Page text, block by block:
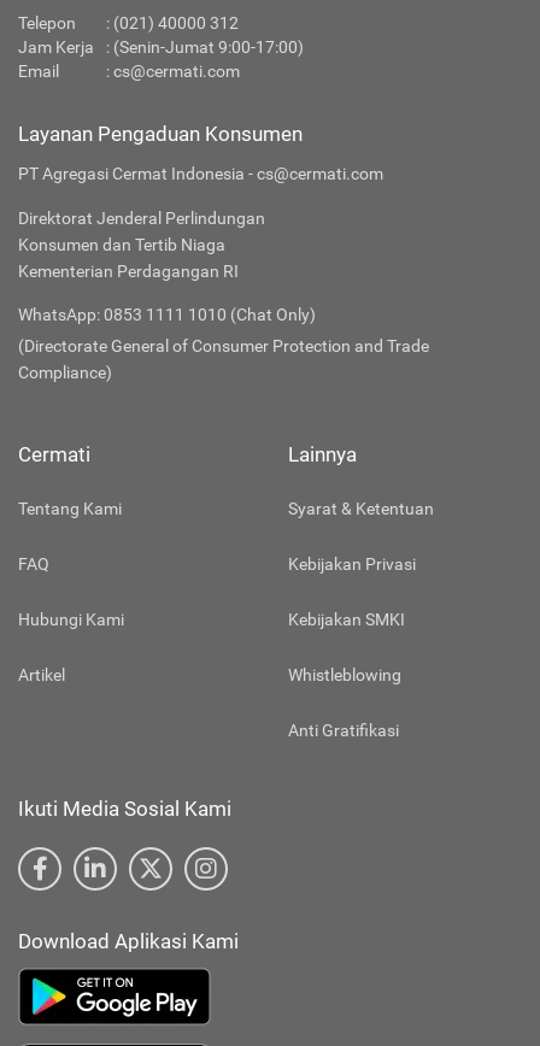
Telepon : (021) 40000 312
Jam Kerja
: (Senin-Jumat 9:00-17:00)
Email
:cs@cermati.com
Layanan Pengaduan Konsumen
PT Agregasi Cermat Indonesia - cs@cermati.com
Direktorat Jenderal Perlindungan
Konsumen dan Tertib Niaga
Kementerian Perdagangan RI
WhatsApp: 0853 1111 1010 (Chat Only)
(Directorate General of Consumer Protection and Trade
Compliance)
Cermati
Tentang Kami
FAQ
Hubungi Kami
Artikel
Lainnya
Syarat & Ketentuan
Kebijakan Privasi
Kebijakan SMKI
Whistleblowing
Anti Gratifikasi
Ikuti Media Sosial Kami
Download Aplikasi Kami